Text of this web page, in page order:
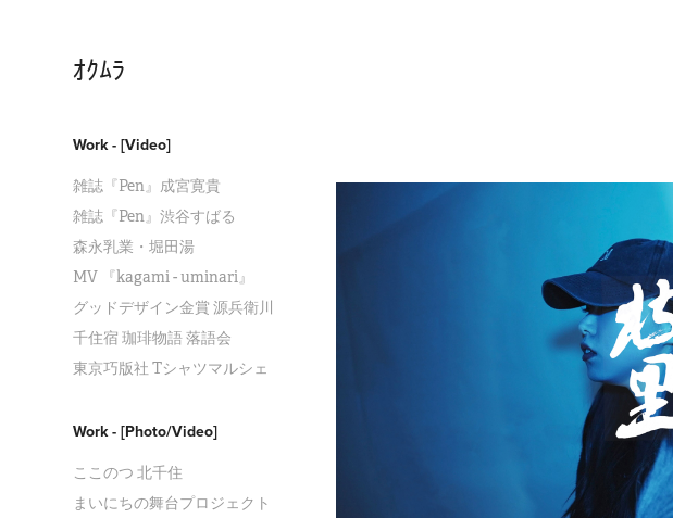
ｵｸﾑﾗ
Work - [Video]
雑誌『Pen』成宮寛貴
雑誌『Pen』渋谷すばる
森永乳業・堀田湯
MV 『kagami - uminari』
グッドデザイン金賞 源兵衛川
千住宿 珈琲物語 落語会
東京巧版社 Tシャツマルシェ
Work - [Photo/Video]
ここのつ 北千住
まいにちの舞台プロジェクト